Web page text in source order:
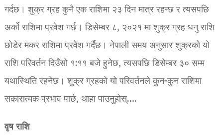
गर्दछ। शुक्र ग्रह कुनै एक राशिमा २३ दिन मात्र रहन्छ र त्यसपछि
अर्को राशिमा प्रवेश गर्छ। डिसेम्बर ८, २०२१ मा शुक्र ग्रह धनु राशि
छोडेर मकर राशिमा प्रवेश गर्दैछ। नेपाली समय अनुसार शुक्रको यो
राशि परिवर्तन दिउँसो १:११ बजे हुनेछ, त्यसपछि डिसेम्बर ३० सम्म
यथास्थिति रहनेछ। शुक्र ग्रहको यो परिवर्तनले कुन-कुन राशिमा
सकारात्मक प्रभाव पार्छ, थाहा पाउनुहोस्….
वृष राशि